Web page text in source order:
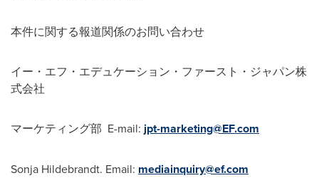
本件に関する報道関係のお問い合わせ
イー・エフ・エデュケーション・ファースト・ジャパン株
式会社
マーケティング部 E-mail: jpt-marketing@EF.com
Sonja Hildebrandt. Email: mediainquiry@ef.com